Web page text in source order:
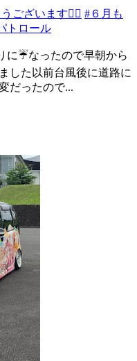
ございます🙇‍♂️ #６月も
トロール
に☔なったので早朝から
した以前台風後に道路に
だったので...